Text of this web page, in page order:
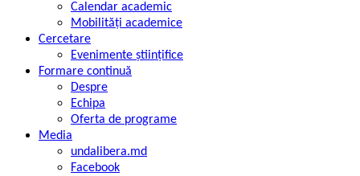
Calendar academic
Mobilități academice
Cercetare
Evenimente științifice
Formare continuă
Despre
Echipa
Oferta de programe
Media
undalibera.md
Facebook